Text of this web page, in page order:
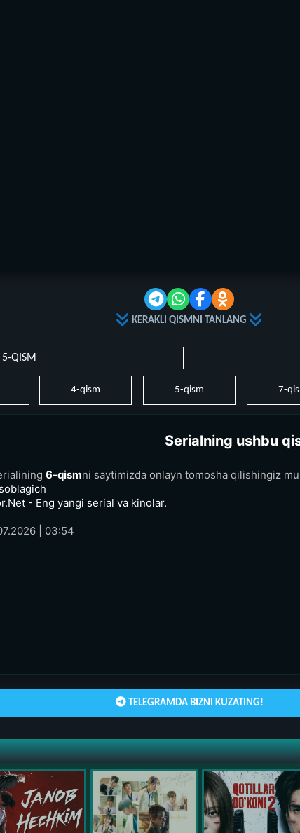
KERAKLI QISMNI TANLANG
5-QISM
4-qism 5-qism 7-
Serialning ushbu
6-qismni saytimizda onlayn tomosha qilishingiz
- Eng yangi serial va kinolar.
| 03:54
TELEGRAMDA BIZNI KUZATING!